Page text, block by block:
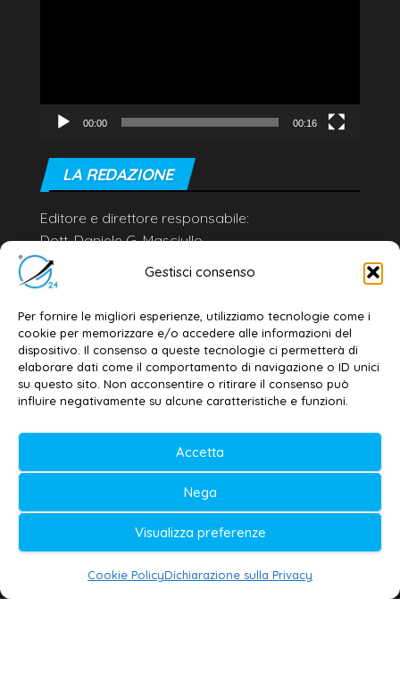
Gestisci consenso
Per fornire le migliori esperienze, utilizziamo tecnologie come i
cookie per memorizzare e/o accedere alle informazioni del
dispositivo. Il consenso a queste tecnologie ci permetterà di
elaborare dati come il comportamento di navigazione o ID unici
su questo sito. Non acconsentire o ritirare il consenso può
influire negativamente su alcune caratteristiche e funzioni.
Accetta
Nega
Visualizza preferenze
Cookie PolicyDichiarazione sulla Privacy
00:00 00:16
LA REDAZIONE
Editore e direttore responsabile:
Dott. Daniele G. Masciullo
Email:
redazione@galatina24.it
Privacy policy–Cookie policy
© 2020-2026 | Galatina24 ®
Testata iscritta al n. 11/2020 Registro della
Stampa Tribunale di Lecce
Editore e direttore responsabile:
Daniele G. Masciullo
Galatina24 è marchio registrato dal Ministero
delle Imprese